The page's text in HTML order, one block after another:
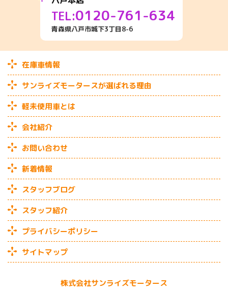
TEL:0120-761-634
青森県八戸市城下3丁目8-6
在庫車情報
サンライズモータースが選ばれる理由
軽未使用車とは
会社紹介
お問い合わせ
新着情報
スタッフブログ
スタッフ紹介
プライバシーポリシー
サイトマップ
株式会社サンライズモータース